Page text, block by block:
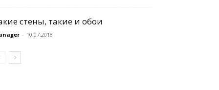
стены, такие и обои
- 10.07.2018